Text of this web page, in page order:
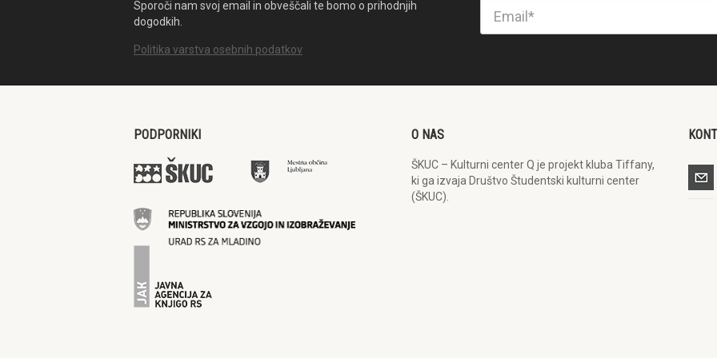
Sporoči nam svoj email in obveščali te bomo o prihodnjih
dogodkih.
Politika varstva osebnih podatkov
PODPORNIKI O NAS
ŠKUC – Kulturni center Q je projekt kluba Tiffany,
ki ga izvaja Društvo Študentski kulturni center
(ŠKUC).